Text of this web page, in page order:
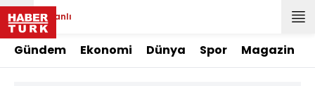
Canlı
Gündem Ekonomi Dünya Spor Magazin